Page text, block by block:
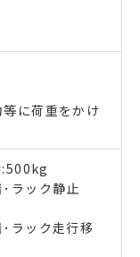
に荷重をかけ
:500kg
ラック静止
ラック走行移